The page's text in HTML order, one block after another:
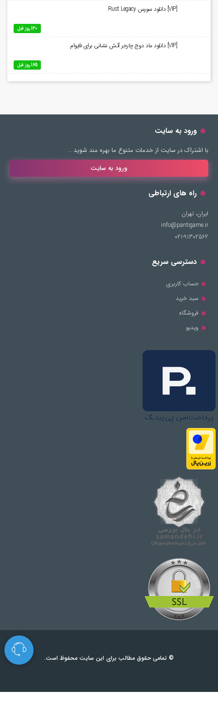
[VIP] دانلود سورس Rust Legacy
130 روز قبل
[VIP] دانلود ماد دوج چارجر آتش نشانی برای فایوام
165 روز قبل
ورود به سایت
با اشتراک در سایت از خدمات متنوع ما بهره مند شوید …
ورود به سایت
راه های ارتباطی
ایران، تهران
info@pantigame.ir
021-91302562
دسترسی سریع
حساب کاربری
سبد خرید
فروشگاه
ویدیو
© تمامی حقوق مطالب برای این سایت محفوظ است.